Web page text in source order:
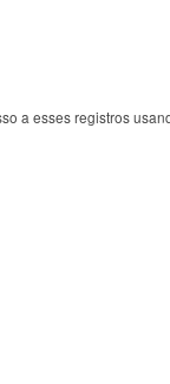
a esses registros